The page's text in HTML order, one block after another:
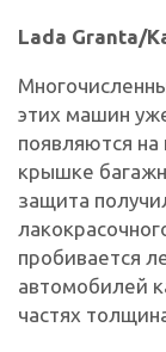
Lada Granta/
этих машин
появляются на
крышке
защита
пробивается
автомобилей
частях